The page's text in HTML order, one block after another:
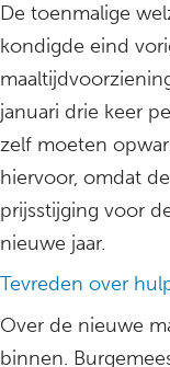
De toenmalige
kondigde eind
januari drie keer
zelf moeten
hiervoor, omdat
prijsstijging voor
nieuwe jaar.
Tevreden over
Over de nieuwe
binnen.